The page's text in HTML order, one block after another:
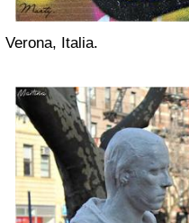
Verona, Italia.